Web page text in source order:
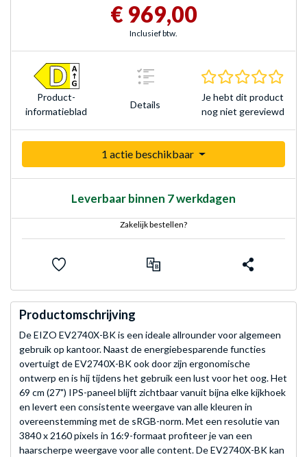
€ 969,00
Inclusief btw.
Product­
informatieblad
Details
Je hebt dit product
nog niet gereviewd
1 actie beschikbaar
Leverbaar binnen 7 werkdagen
Zakelijk bestellen?
Productomschrijving
De EIZO EV2740X-BK is een ideale allrounder voor algemeen
gebruik op kantoor. Naast de energiebesparende functies
overtuigt de EV2740X-BK ook door zijn ergonomische
ontwerp en is hij tijdens het gebruik een lust voor het oog. Het
69 cm (27") IPS-paneel blijft zichtbaar vanuit bijna elke kijkhoek
en levert een consistente weergave van alle kleuren in
overeenstemming met de sRGB-norm. Met een resolutie van
3840 x 2160 pixels in 16:9-formaat profiteer je van een
haarscherpe weergave voor alle content. De EV2740X-BK kan